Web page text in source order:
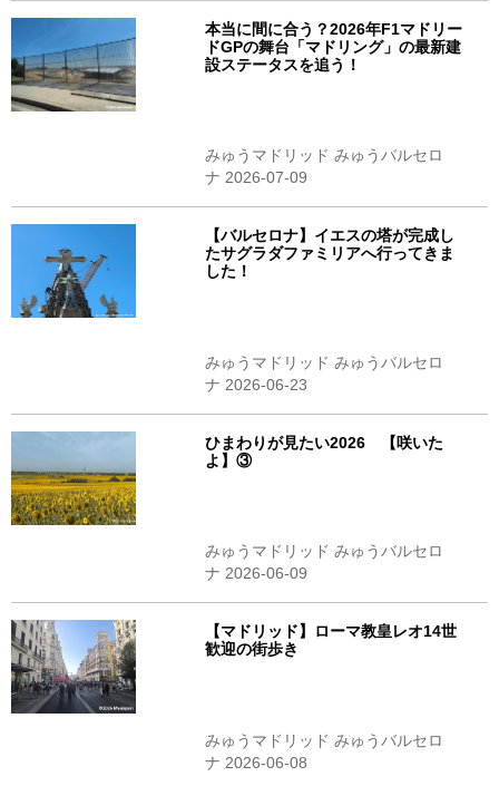
本当に間に合う？2026年F1マドリー
ドGPの舞台「マドリング」の最新建
設ステータスを追う！
みゅうマドリッド みゅうバルセロ
ナ 2026-07-09
【バルセロナ】イエスの塔が完成し
たサグラダファミリアへ行ってきま
した！
みゅうマドリッド みゅうバルセロ
ナ 2026-06-23
ひまわりが見たい2026 【咲いた
よ】③
みゅうマドリッド みゅうバルセロ
ナ 2026-06-09
【マドリッド】ローマ教皇レオ14世
歓迎の街歩き
みゅうマドリッド みゅうバルセロ
ナ 2026-06-08